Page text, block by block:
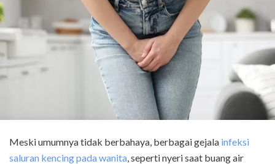
Meski umumnya tidak berbahaya, berbagai gejala infeksi
saluran kencing pada wanita , seperti nyeri saat buang air